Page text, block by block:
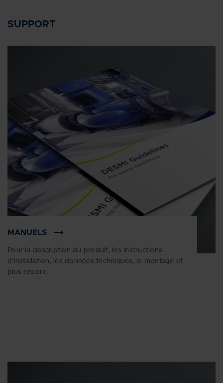
SUPPORT
MANUELS
Pour la description du produit, les instructions
d'installation, les données techniques, le montage et
plus encore.